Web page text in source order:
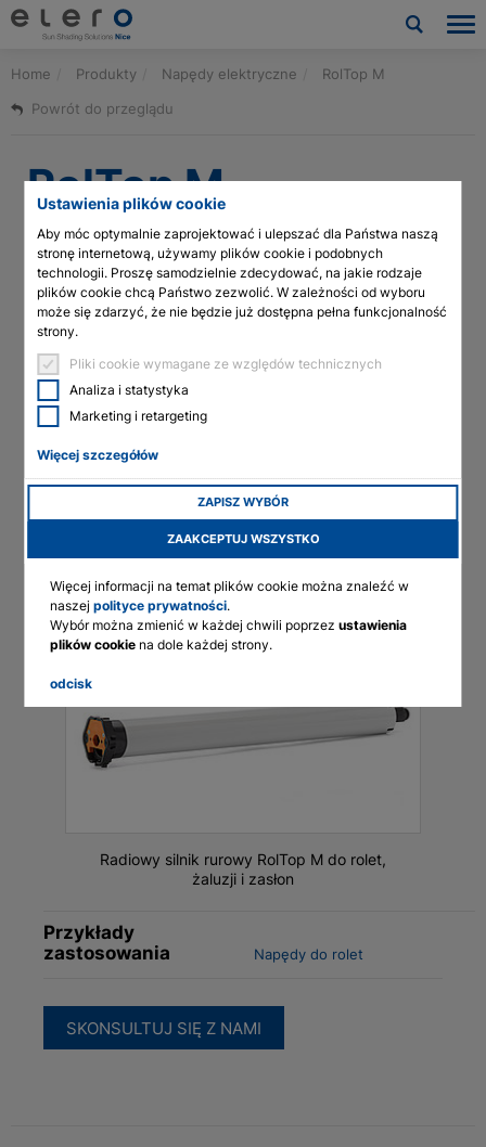
Ustawienia plików cookie
Aby móc optymalnie zaprojektować i ulepszać dla Państwa naszą
stronę internetową, używamy plików cookie i podobnych
technologii. Proszę samodzielnie zdecydować, na jakie rodzaje
plików cookie chcą Państwo zezwolić. W zależności od wyboru
może się zdarzyć, że nie będzie już dostępna pełna funkcjonalność
strony.
Pliki cookie wymagane ze względów technicznych
Analiza i statystyka
Marketing i retargeting
Więcej szczegółów
ZAPISZ WYBÓR
ZAAKCEPTUJ WSZYSTKO
Więcej informacji na temat plików cookie można znaleźć w
naszejpolityce prywatności.
Wybór można zmienić w każdej chwili poprzezustawienia
plików cookie na dole każdej strony.
odcisk
Produkty
Aktualności i publikacje
Firma
Kontakt
Pliki do pobrania i usługi
Architects & planners
Technologia siłowników linearnych
English
Francais
Polski
Home Produkty Napędy elektryczne
RolTop M
Powrót do przeglądu
RolTop M
Kategoria
Silniki rurowe
Wersja przewodowa silnika rurowego dla rolet (o średnicy wału
od 50 mm). Zabezpieczenie, inteligentny pomiar siły i miękki
hamulec zapewniają płynne działanie.
Cechy produktów
Wyłącznik krańcowy Elektroniczne
Rozmiar wału (mm) 50
Centrale sterujące Przewodowe
Radiowy silnik rurowy RolTop M do rolet,
żaluzji i zasłon
Przykłady
zastosowania
Napędy do rolet
SKONSULTUJ SIĘ Z NAMI